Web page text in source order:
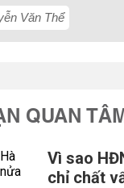
Văn Thể
QUAN
Vì sao
chỉ chất